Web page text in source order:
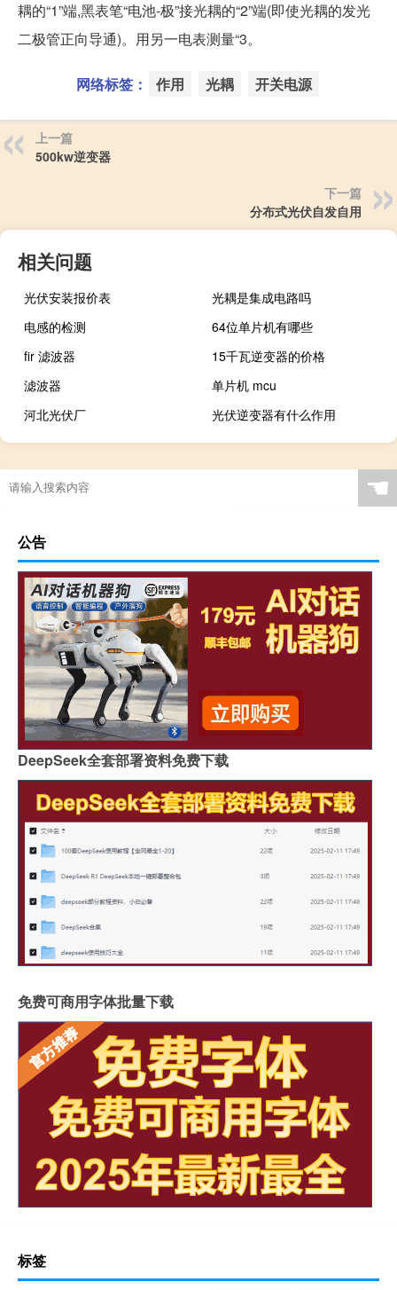
耦的“1”端,黑表笔“电池-极”接光耦的“2”端(即使光耦的发光
二极管正向导通)。用另一电表测量“3。
网络标签： 作用 光耦 开关电源
上一篇
500kw逆变器
下一篇
分布式光伏自发自用
相关问题
光伏安装报价表
光耦是集成电路吗
电感的检测
64位单片机有哪些
fir 滤波器
15千瓦逆变器的价格
滤波器
单片机 mcu
河北光伏厂
光伏逆变器有什么作用
☚
公告
DeepSeek全套部署资料免费下载
免费可商用字体批量下载
标签